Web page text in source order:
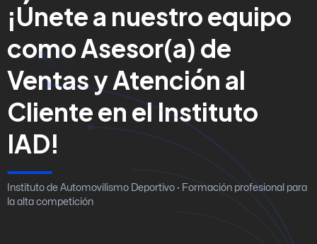
¡Únete a nuestro equipo
como Asesor(a) de
Ventas y Atención al
Cliente en el Instituto
IAD!
Instituto de Automovilismo Deportivo · Formación profesional para
la alta competición